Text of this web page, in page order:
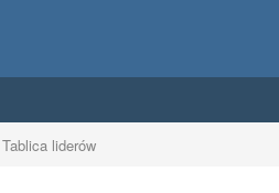
Tablica liderów